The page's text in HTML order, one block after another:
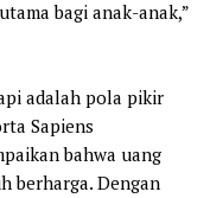
bagi anak-anak,”
adalah pola pikir
Sapiens
bahwa uang
berharga. Dengan